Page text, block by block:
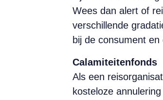
Wees dan alert of
verschillende
bij de consument
Calamiteitenfonds
Als een
kosteloze